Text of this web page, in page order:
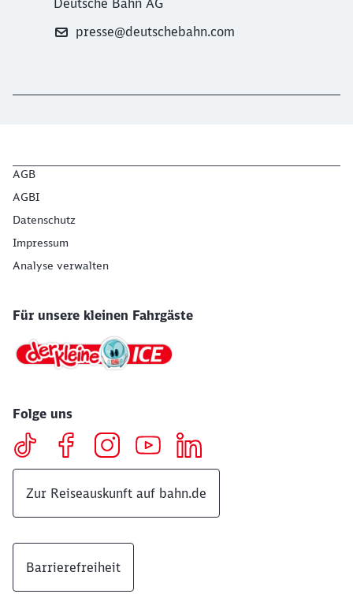
Deutsche Bahn AG
presse@deutschebahn.com
AGB
AGBI
Datenschutz
Impressum
Analyse verwalten
Für unsere kleinen Fahrgäste
Folge uns
Zur Reiseauskunft auf bahn.de
Barrierefreiheit